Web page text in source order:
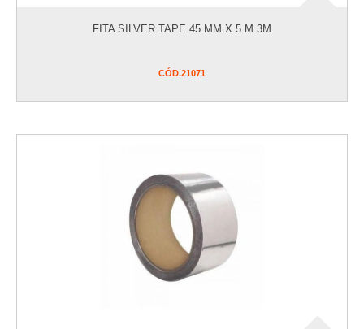
FITA SILVER TAPE 45 MM X 5 M 3M
CÓD.21071